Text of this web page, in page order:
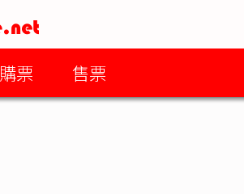
購票 售票